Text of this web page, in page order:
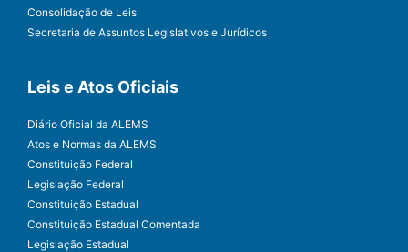
Consolidação de Leis
Secretaria de Assuntos Legislativos e Jurídicos
Leis e Atos Oficiais
Diário Oficial da ALEMS
Atos e Normas da ALEMS
Constituição Federal
Legislação Federal
Constituição Estadual
Constituição Estadual Comentada
Legislação Estadual